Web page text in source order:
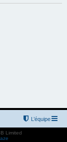
h
L’équipe
Limited